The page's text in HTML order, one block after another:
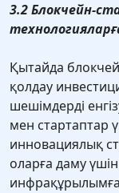
3.2 Блокчейн-
Қытайда
қолдау
шешімдерді
мен стартаптар
инновациялық
оларға даму
инфрақұрылымға